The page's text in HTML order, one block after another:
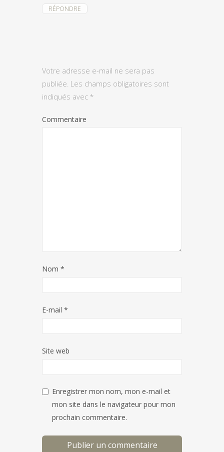
RÉPONDRE
Votre adresse e-mail ne sera pas
publiée. Les champs obligatoires sont
indiqués avec *
Commentaire
Nom *
E-mail *
Site web
Enregistrer mon nom, mon e-mail et
mon site dans le navigateur pour mon
prochain commentaire.